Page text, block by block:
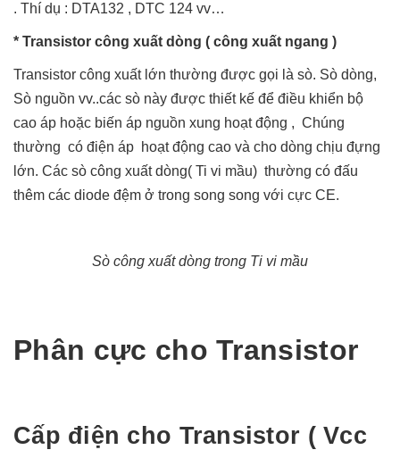
. Thí dụ : DTA132 , DTC 124 vv…
* Transistor công xuất dòng ( công xuất ngang )
Transistor công xuất lớn thường được gọi là sò. Sò dòng,
Sò nguồn vv..các sò này được thiết kế để điều khiển bộ
cao áp hoặc biến áp nguồn xung hoạt động , Chúng
thường có điện áp hoạt động cao và cho dòng chịu đựng
lớn. Các sò công xuất dòng( Ti vi mầu) thường có đấu
thêm các diode đệm ở trong song song với cực CE.
Sò công xuất dòng trong Ti vi mầu
Phân cực cho Transistor
Cấp điện cho Transistor ( Vcc